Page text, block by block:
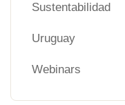
Sustentabilidad
Uruguay
Webinars